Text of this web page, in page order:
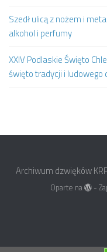
Szedł ulicą z nożem i
alkohol i perfumy
XXIV Podlaskie Święto
święto tradycji i ludowego
Archiwum dzwięków
Oparte na -